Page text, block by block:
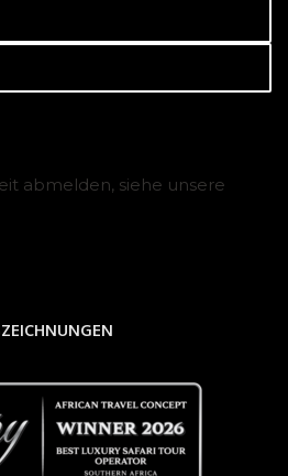
abmelden, siehe unsere